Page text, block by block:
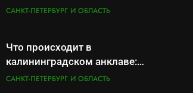
санатории Владивостока
САНКТ-ПЕТЕРБУРГ И ОБЛАСТЬ
Что происходит в
калининградском анклаве:
военные изымают спирт
САНКТ-ПЕТЕРБУРГ И ОБЛАСТЬ